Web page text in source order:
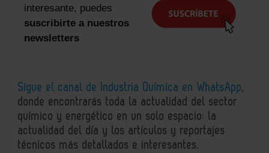
interesante, puedes
suscribirte a nuestros
newsletters
Sigue el canal de Industria Química en WhatsApp,
donde encontrarás toda la actualidad del sector
químico y energético en un solo espacio: la
actualidad del día y los artículos y reportajes
técnicos más detallados e interesantes.